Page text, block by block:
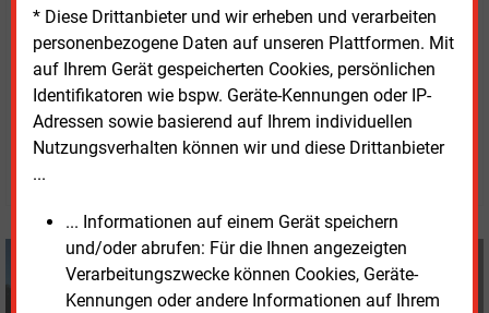
* Diese Drittanbieter und wir erheben und verarbeiten
personenbezogene Daten auf unseren Plattformen. Mit
auf Ihrem Gerät gespeicherten Cookies, persönlichen
Identifikatoren wie bspw. Geräte-Kennungen oder IP-
Adressen sowie basierend auf Ihrem individuellen
Nutzungsverhalten können wir und diese Drittanbieter
...
... Informationen auf einem Gerät speichern
und/oder abrufen: Für die Ihnen angezeigten
Verarbeitungszwecke können Cookies, Geräte-
Kennungen oder andere Informationen auf Ihrem
Fachkundigen offensichtlich ist, dass das Handeln
für die Klimaziele nicht ausreicht“.
Donnerstag, 27.06.2024, 09:38 Uhr
Volker Stephan
Volker Stephan
+49 (0) 8152 9311 0
info@energie-und-management.de